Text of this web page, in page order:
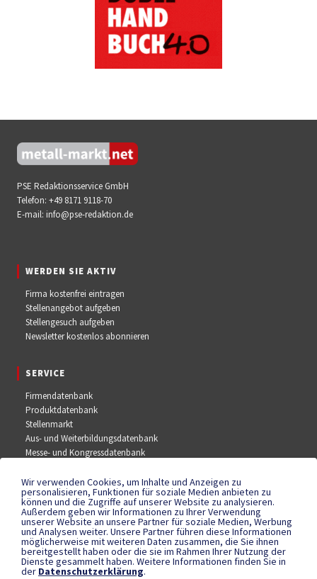
PSE Redaktionsservice GmbH
Telefon: +49 8171 9118-70
E-mail: info@pse-redaktion.de
WERDEN SIE AKTIV
Firma kostenfrei eintragen
Stellenangebot aufgeben
Stellengesuch aufgeben
Newsletter kostenlos abonnieren
SERVICE
Firmendatenbank
Produktdatenbank
Stellenmarkt
Aus- und Weiterbildungsdatenbank
Messe- und Kongressdatenbank
SOCIAL MEDIA
Facebook
YouTube
Instagram
Wir verwenden Cookies, um Inhalte und Anzeigen zu
personalisieren, Funktionen für soziale Medien anbieten zu
können und die Zugriffe auf unserer Website zu analysieren.
Außerdem geben wir Informationen zu Ihrer Verwendung
unserer Website an unsere Partner für soziale Medien, Werbung
und Analysen weiter. Unsere Partner führen diese Informationen
möglicherweise mit weiteren Daten zusammen, die Sie ihnen
bereitgestellt haben oder die sie im Rahmen Ihrer Nutzung der
Dienste gesammelt haben. Weitere Informationen finden Sie in
der Datenschutzerklärung.